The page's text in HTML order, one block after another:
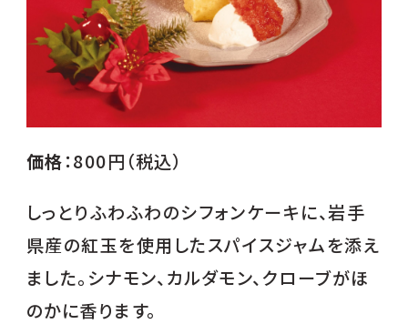
価格：800円（税込）
しっとりふわふわのシフォンケーキに、岩手
県産の紅玉を使用したスパイスジャムを添え
ました。シナモン、カルダモン、クローブがほ
のかに香ります。